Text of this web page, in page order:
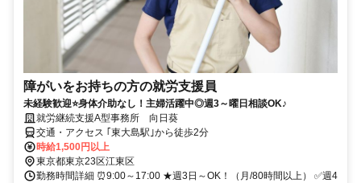
障がいをお持ちの方の就労支援員
未経験歓迎⭐身体介助なし！主婦活躍中◎週3～曜日相談OK♪
就労継続支援A型事務所 向日葵
交通・アクセス ｢東大島駅｣から徒歩2分
時給1,500円以上
東京都東京23区江東区
勤務時間詳細 ⏰9:00～17:00 ★週3日～OK！（月/80時間以上） ✅週4